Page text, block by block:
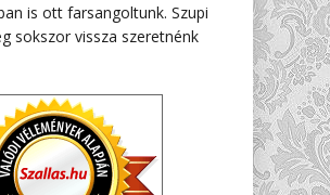
is ott farsangoltunk. Szupi
sokszor vissza szeretnénk